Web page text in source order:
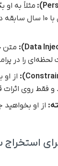
مثلاً به او
تحلیلگر فاندامنتال با
متن
را در
از او
و فقط روی اثرات
از او بخواهید
استخراج